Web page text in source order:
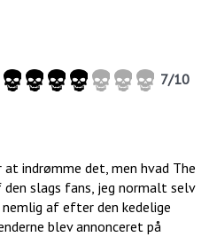
7/10
indrømme det, men hvad The
slags fans, jeg normalt selv
af efter den kedelige
blev annonceret på